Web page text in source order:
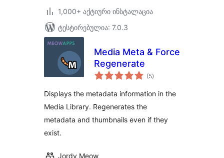
1,000+ აქტიური ინსტალაცია
ტესტირებულია: 7.0.3
Media Meta & Force
Regenerate
(5საერთო
რეიტინგი
)
Displays the metadata information in the
Media Library. Regenerates the
metadata and thumbnails even if they
exist.
Jordy Meow